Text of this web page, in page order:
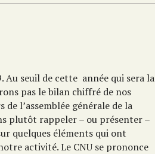
Au seuil de cette année qui sera la
pas le bilan chiffré de nos
l’assemblée générale de la
plutôt rappeler – ou présenter –
quelques éléments qui ont
activité. Le CNU se prononce